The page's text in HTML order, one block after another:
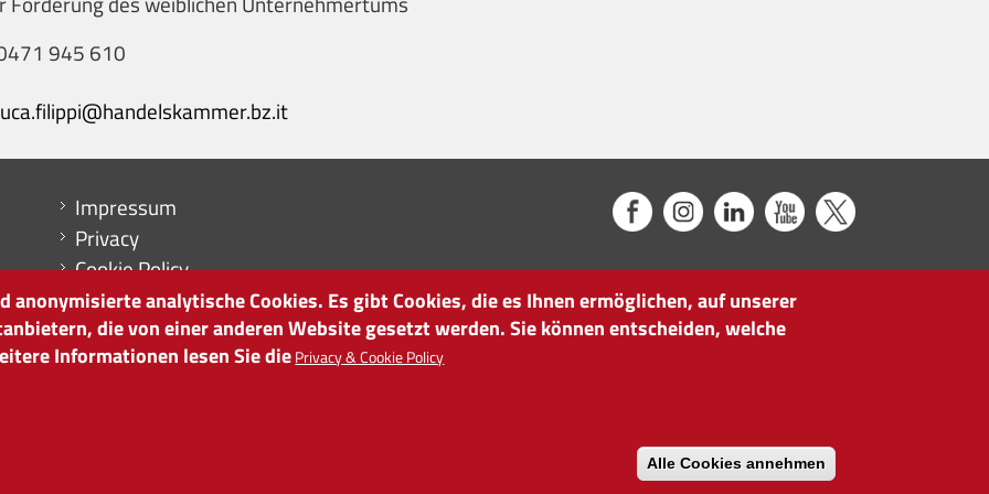
945 610
Menu footer
Impressum
Privacy
Cookie Policy
Sitemap
Cookie-Einstellungen
anonymisierte analytische Cookies. Es gibt Cookies, die es Ihnen ermöglichen, auf unserer
die von einer anderen Website gesetzt werden. Sie können entscheiden, welche
Informationen lesen Sie diePrivacy & Cookie Policy
Alle Cookies annehmen